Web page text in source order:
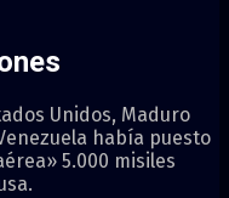
Unidos, Maduro
había puesto
5.000 misiles